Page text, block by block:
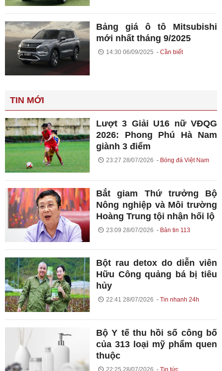
Bảng giá ô tô Mitsubishi
mới nhất tháng 9/2025
14:30 06/09/2025 Cần biết
TIN MỚI
Lượt 3 Giải U16 nữ VĐQG
2026: Phong Phú Hà Nam
giành 3 điểm
23:27 28/07/2026 Bóng đá Việt Nam
Bắt giam Thứ trưởng Bộ
Nông nghiệp và Môi trường
Hoàng Trung tội nhận hối lộ
23:09 28/07/2026 Bản tin 113
Bột rau detox do diễn viên
Hữu Công quảng bá bị tiêu
hủy
22:41 28/07/2026 Tin nhanh 24h
Bộ Y tế thu hồi số công bố
của 313 loại mỹ phẩm quen
thuộc
22:25 28/07/2026 Tin tức